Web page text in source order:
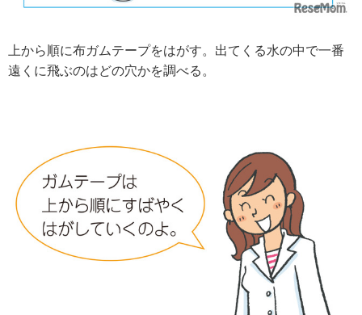
上から順に布ガムテープをはがす。出てくる水の中で一番
遠くに飛ぶのはどの穴かを調べる。